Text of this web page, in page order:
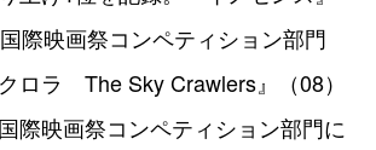
際映画祭コンペティション部門
ロラ The Sky Crawlers』（08）
際映画祭コンペティション部門に